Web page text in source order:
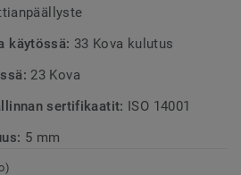
käytössä: 33 Kova kulutus
23 Kova
sertifikaatit: ISO 14001
5 mm